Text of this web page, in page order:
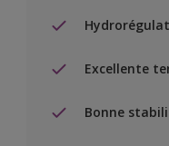
Excellente
Bonne